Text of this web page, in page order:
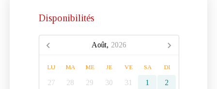
Disponibilités
Août, 2026
LU MA ME JE VE SA DI
27 28 29 30 31 1
2